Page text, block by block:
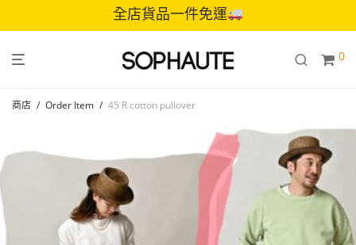
全店貨品一件免運
0
商店 / Order Item / 45 R cotton pullover